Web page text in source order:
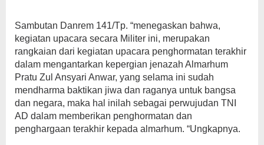
Sambutan Danrem 141/Tp. “menegaskan bahwa,
kegiatan upacara secara Militer ini, merupakan
rangkaian dari kegiatan upacara penghormatan terakhir
dalam mengantarkan kepergian jenazah Almarhum
Pratu Zul Ansyari Anwar, yang selama ini sudah
mendharma baktikan jiwa dan raganya untuk bangsa
dan negara, maka hal inilah sebagai perwujudan TNI
AD dalam memberikan penghormatan dan
penghargaan terakhir kepada almarhum. “Ungkapnya.